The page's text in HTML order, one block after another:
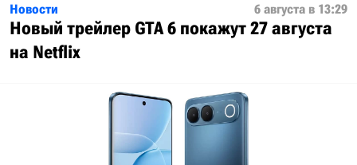
Новости 6 августа в 13:29
Новый трейлер GTA 6 покажут 27 августа
на Netflix